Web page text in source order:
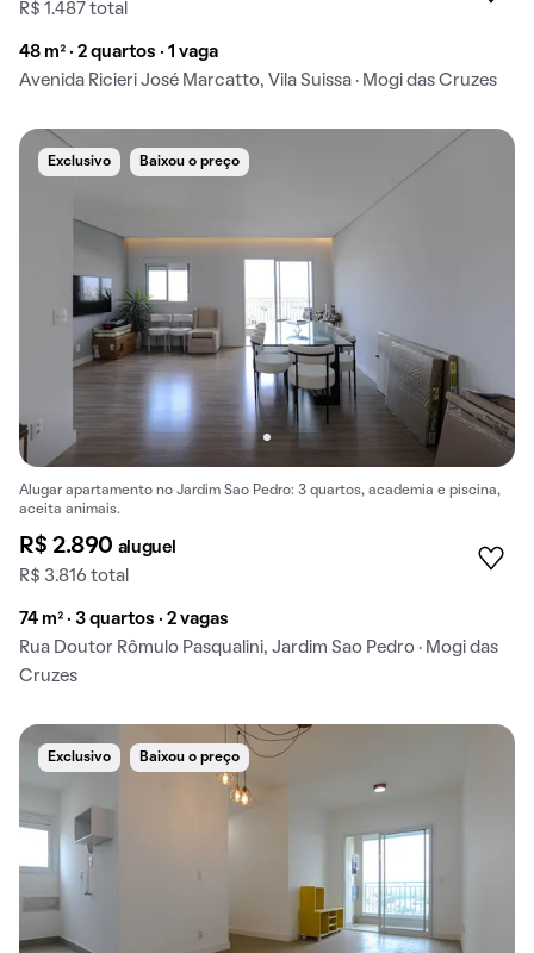
R$ 1.487 total
48 m² · 2 quartos · 1 vaga
Avenida Ricieri José Marcatto, Vila Suissa · Mogi das Cruzes
Exclusivo Baixou o preço
Alugar apartamento no Jardim Sao Pedro: 3 quartos, academia e piscina,
aceita animais.
R$ 2.890 aluguel
R$ 3.816 total
74 m² · 3 quartos · 2 vagas
Rua Doutor Rômulo Pasqualini, Jardim Sao Pedro · Mogi das
Cruzes
Exclusivo Baixou o preço